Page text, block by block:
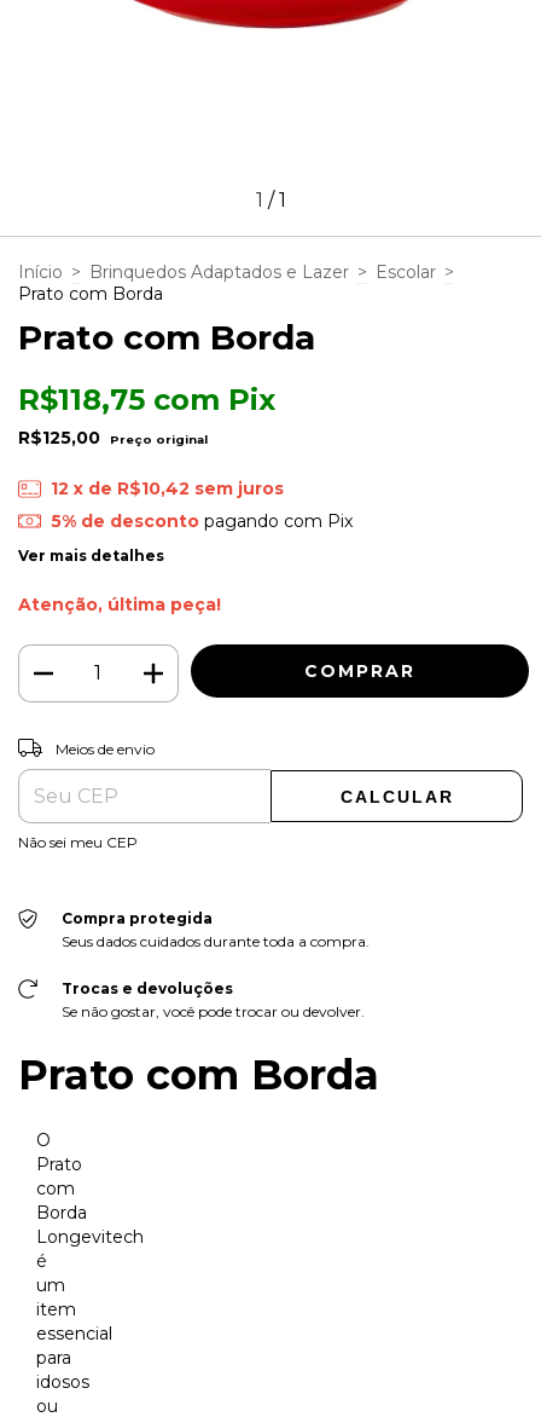
1 /1
Início > Brinquedos Adaptados e Lazer > Escolar >
Prato com Borda
Prato com Borda
R$125,00
R$118,75 com Pix
12 x de R$10,42 sem juros
5% de descontopagando com Pix
Ver mais detalhes
Atenção, última peça!
Entregas para o CEP:
Meios de envio
CALCULAR
Não sei meu CEP
Compra protegida
Seus dados cuidados durante toda a compra.
Trocas e devoluções
Se não gostar, você pode trocar ou devolver.
Prato com Borda
O
Prato
com
Borda
Longevitech
é
um
item
essencial
para
idosos
ou